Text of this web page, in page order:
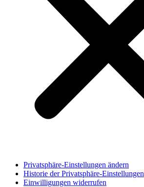
Privatsphäre-Einstellungen ändern
Historie der Privatsphäre-Einstellungen
Einwilligungen widerrufen